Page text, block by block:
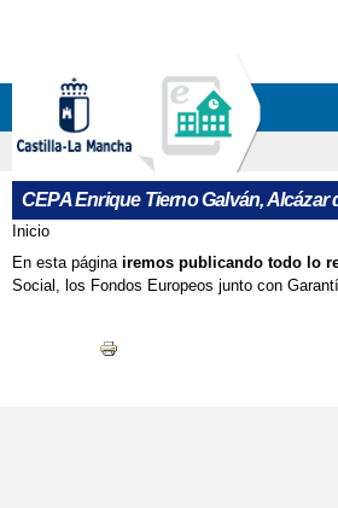
CEPA Enrique Tierno Galván, Alcázar
Se encuentra usted
Inicio
En esta página iremos publicando todo lo
Social, los Fondos Europeos junto con